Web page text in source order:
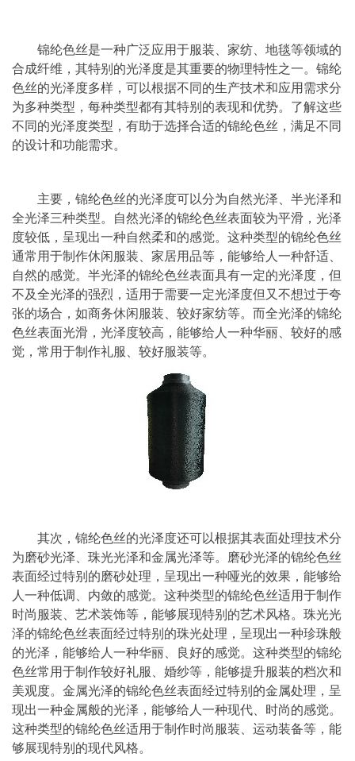
锦纶色丝是一种广泛应用于服装、家纺、地毯等领域的
合成纤维，其特别的光泽度是其重要的物理特性之一。锦纶
色丝的光泽度多样，可以根据不同的生产技术和应用需求分
为多种类型，每种类型都有其特别的表现和优势。了解这些
不同的光泽度类型，有助于选择合适的锦纶色丝，满足不同
的设计和功能需求。
主要，锦纶色丝的光泽度可以分为自然光泽、半光泽和
全光泽三种类型。自然光泽的锦纶色丝表面较为平滑，光泽
度较低，呈现出一种自然柔和的感觉。这种类型的锦纶色丝
通常用于制作休闲服装、家居用品等，能够给人一种舒适、
自然的感觉。半光泽的锦纶色丝表面具有一定的光泽度，但
不及全光泽的强烈，适用于需要一定光泽度但又不想过于夸
张的场合，如商务休闲服装、较好家纺等。而全光泽的锦纶
色丝表面光滑，光泽度较高，能够给人一种华丽、较好的感
觉，常用于制作礼服、较好服装等。
其次，锦纶色丝的光泽度还可以根据其表面处理技术分
为磨砂光泽、珠光光泽和金属光泽等。磨砂光泽的锦纶色丝
表面经过特别的磨砂处理，呈现出一种哑光的效果，能够给
人一种低调、内敛的感觉。这种类型的锦纶色丝适用于制作
时尚服装、艺术装饰等，能够展现特别的艺术风格。珠光光
泽的锦纶色丝表面经过特别的珠光处理，呈现出一种珍珠般
的光泽，能够给人一种华丽、良好的感觉。这种类型的锦纶
色丝常用于制作较好礼服、婚纱等，能够提升服装的档次和
美观度。金属光泽的锦纶色丝表面经过特别的金属处理，呈
现出一种金属般的光泽，能够给人一种现代、时尚的感觉。
这种类型的锦纶色丝适用于制作时尚服装、运动装备等，能
够展现特别的现代风格。